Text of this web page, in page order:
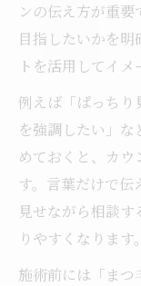
ンの伝え方が重
目指したいかを
トを活用してイメ
例えば「ぱっちり
を強調したい」な
めておくと、カウ
す。言葉だけで
見せながら相談
りやすくなります。
施術前には「まつ